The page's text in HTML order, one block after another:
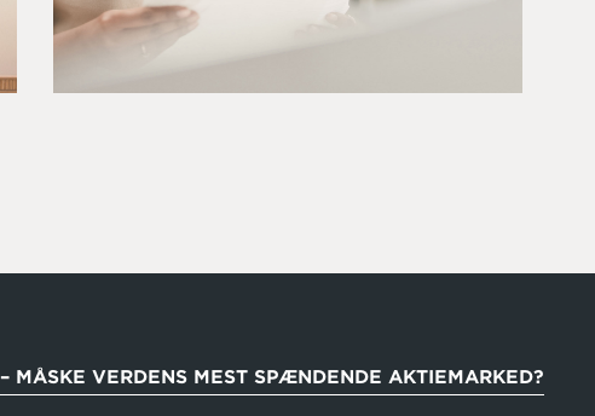
MÅSKE VERDENS MEST SPÆNDENDE AKTIEMARKED?